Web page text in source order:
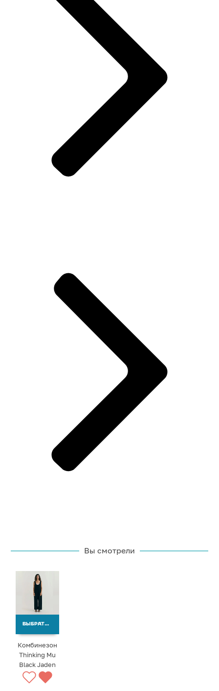
Вы смотрели
ВЫБРАТЬ ВАРИАНТЫ
Комбинезон
Thinking Mu
Black Jaden